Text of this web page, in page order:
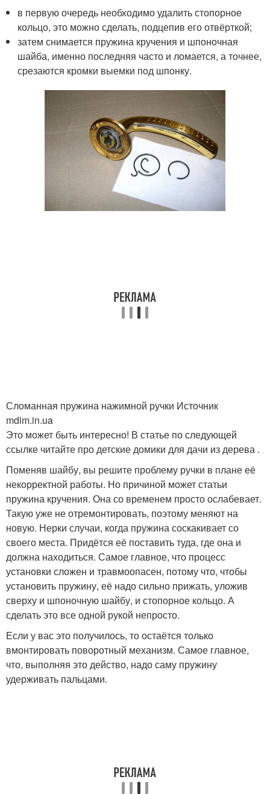
в первую очередь необходимо удалить стопорное
кольцо, это можно сделать, подцепив его отвёрткой;
затем снимается пружина кручения и шпоночная
шайба, именно последняя часто и ломается, а точнее,
срезаются кромки выемки под шпонку.
Сломанная пружина нажимной ручки Источник
mdim.in.ua
Это может быть интересно! В статье по следующей
ссылке читайте про детские домики для дачи из дерева .
Поменяв шайбу, вы решите проблему ручки в плане её
некорректной работы. Но причиной может статьи
пружина кручения. Она со временем просто ослабевает.
Такую уже не отремонтировать, поэтому меняют на
новую. Нерки случаи, когда пружина соскакивает со
своего места. Придётся её поставить туда, где она и
должна находиться. Самое главное, что процесс
установки сложен и травмоопасен, потому что, чтобы
установить пружину, её надо сильно прижать, уложив
сверху и шпоночную шайбу, и стопорное кольцо. А
сделать это все одной рукой непросто.
Если у вас это получилось, то остаётся только
вмонтировать поворотный механизм. Самое главное,
что, выполняя это действо, надо саму пружину
удерживать пальцами.